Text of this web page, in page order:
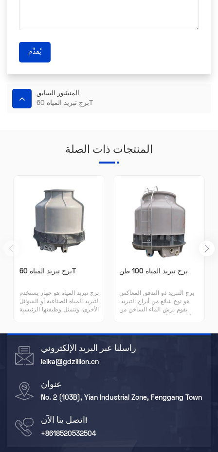
يُقدِّم
المنشور السابق
المنتجات ذات الصلة
برج تبريد المياه هو جهاز يستخدم
لتبريد المياه الصناعية أو السوائل
الأخرى. وتتمثل وظيفتها الرئيسية
الساخن والهواء بحيث يمكن
إعادة تدوير الماء المبرد.
برج تبريد المياه 100 طن
برج التبريد ذو التدفق المعاكس
هو نوع شائع من أبراج التبريد.
يقوم برش الماء الساخن من
للماء الساخن والهواء تبادل
الحرارة في العبوة، وبالتالي
تقليل درجة حرارة الماء. يتميز
واسع في الإنتاج الصناعي
وتكييف الهواء والتبريد وغيرها
راسلنا عبر البريد الإلكتروني
leika@gdzillion.cn
عنوان
No. 2 (103B), Yian Industrial Zone, Fenggang Town
اتصل بنا الآن!
+8618520532504